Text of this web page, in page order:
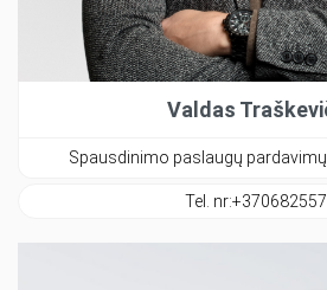
Valdas
Spausdinimo paslaugų
Tel. nr: